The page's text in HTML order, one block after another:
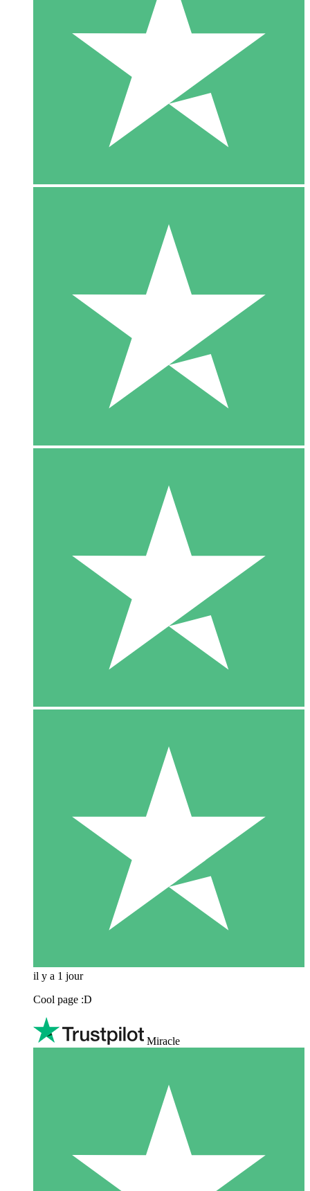
il y a 1 jour
Cool page :D
Miracle